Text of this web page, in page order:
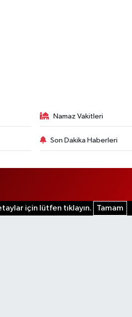
Namaz Vakitleri
Son Dakika Haberleri
için lütfen tıklayın. Tamam